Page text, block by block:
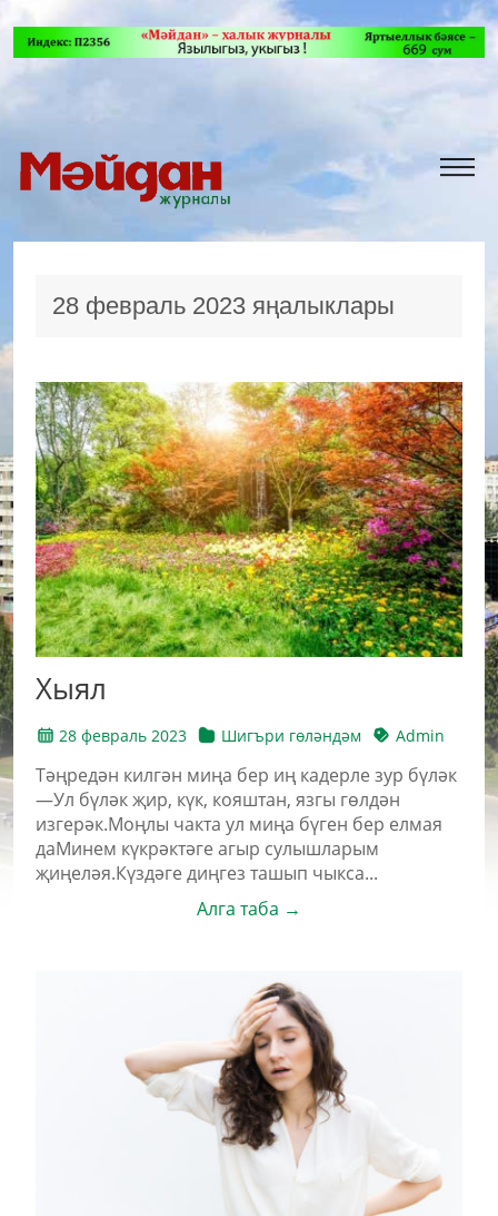
28 февраль 2023 яңалыклары
Хыял
28 февраль 2023 Шигъри гөләндәм Admin
Тәңредән килгән миңа бер иң кадерле зур бүләк
—Ул бүләк җир, күк, кояштан, язгы гөлдән
изгерәк.Моңлы чакта ул миңа бүген бер елмая
даМинем күкрәктәге агыр сулышларым
җиңеләя.Күздәге диңгез ташып чыкса...
Алга таба →